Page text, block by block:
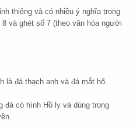
thiêng và có nhiều ý nghĩa trong
và ghét số 7 (theo văn hóa người
là đá thạch anh và đá mắt hổ.
có hình Hồ ly và dùng trong